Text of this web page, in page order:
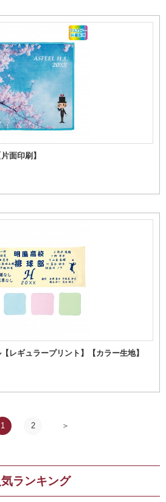
面印刷】
レギュラープリント】【カラー生地】
1 2
気ランキング